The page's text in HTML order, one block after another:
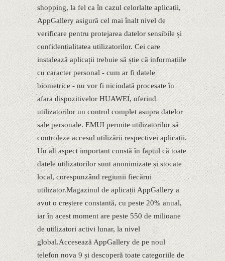
shopping, la fel ca în cazul celorlalte aplicații,
AppGallery asigură cel mai înalt nivel de
verificare pentru protejarea datelor sensibile și
confidențialitatea utilizatorilor. Cei care
instalează aplicații trebuie să știe că informațiile
cu caracter personal - cum ar fi datele
biometrice - nu vor fi niciodată procesate în
afara dispozitivelor HUAWEI, oferind
utilizatorilor un control complet asupra datelor
sale personale. EMUI permite utilizatorilor să
controleze accesul utilizării respectivei aplicații.
Un alt aspect important constă în faptul că toate
datele utilizatorilor sunt anonimizate și stocate
local, corespunzând regiunii fiecărui
utilizator.Magazinul de aplicații AppGallery a
avut o creștere constantă, cu peste 20% anual,
iar în acest moment are peste 550 de milioane
de utilizatori activi lunar, la nivel
global.Accesează AppGallery de pe noul
telefon nova 9 și descoperă toate categoriile de